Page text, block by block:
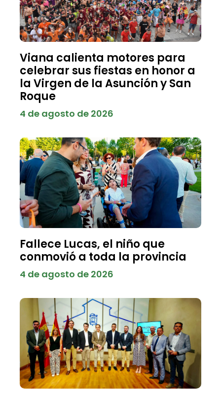
Viana calienta motores para
celebrar sus fiestas en honor a
la Virgen de la Asunción y San
Roque
4 de agosto de 2026
Fallece Lucas, el niño que
conmovió a toda la provincia
4 de agosto de 2026